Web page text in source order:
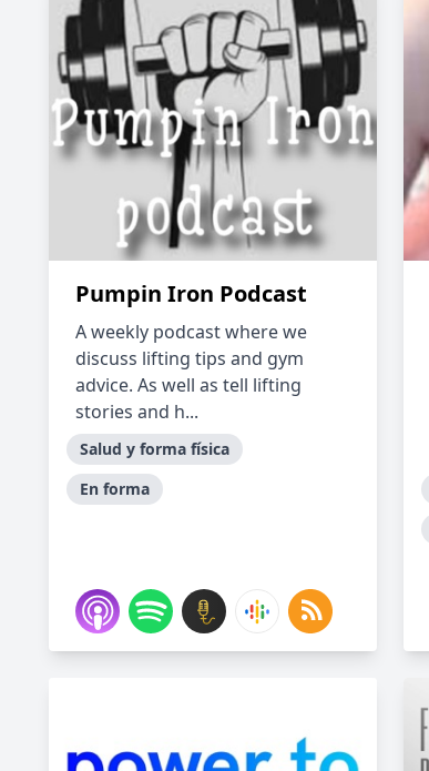
Pumpin Iron Podcast
A weekly podcast where we
discuss lifting tips and gym
advice. As well as tell lifting
stories and h...
Salud y forma física
En forma